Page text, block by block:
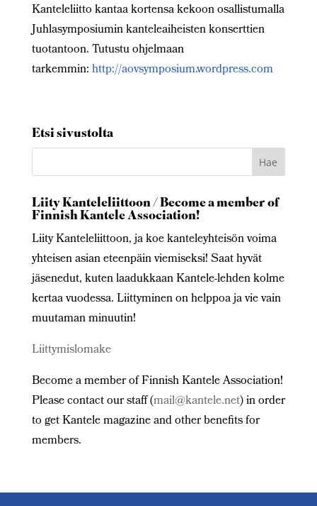
Kanteleliitto kantaa kortensa kekoon osallistumalla
Juhlasymposiumin kanteleaiheisten konserttien
tuotantoon. Tutustu ohjelmaan
tarkemmin:http://aovsymposium.wordpress.com
Etsi sivustolta
Liity Kanteleliittoon / Become a member of
Finnish Kantele Association!
Liity Kanteleliittoon, ja koe kanteleyhteisön voima
yhteisen asian eteenpäin viemiseksi! Saat hyvät
jäsenedut, kuten laadukkaan Kantele-lehden kolme
kertaa vuodessa. Liittyminen on helppoa ja vie vain
muutaman minuutin!
Liittymislomake
Become a member of Finnish Kantele Association!
Please contact our staff (mail@kantele.net) in order
to get Kantele magazine and other benefits for
members.